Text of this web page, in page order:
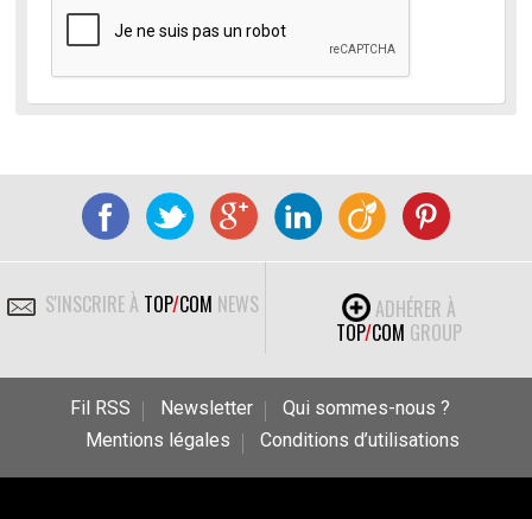
S'INSCRIRE À TOP/COM NEWS
ADHÉRER À
TOP/COM GROUP
Fil RSS Newsletter
Qui sommes-nous ?
Mentions légales
Conditions d’utilisations